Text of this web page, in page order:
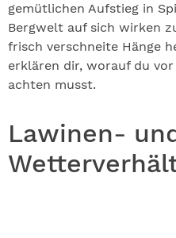
gemütlichen Aufstieg in
Bergwelt auf sich wirken
frisch verschneite Hänge
erklären dir, worauf du
achten musst.
Lawinen-